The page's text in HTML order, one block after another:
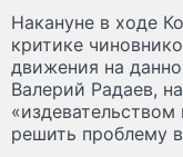
Накануне в ходе
критике
движения на
Валерий Радаев,
решить проблему